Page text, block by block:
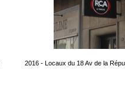
2016 - Locaux du 18 Av de la